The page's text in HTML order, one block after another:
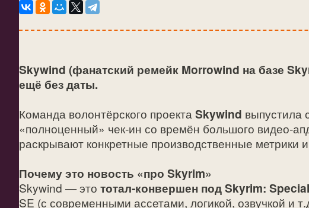
Skywind (фанатский ремейк Morrowind на базе
ещё без даты.
Команда волонтёрского проекта Skywind выпустила
«полноценный» чек‑ин со времён большого
раскрывают конкретные производственные метрики
Почему это новость «про Skyrim»
Skywind — это тотал‑конвершен под Skyrim:
SE (с современными ассетами, логикой, озвучкой и